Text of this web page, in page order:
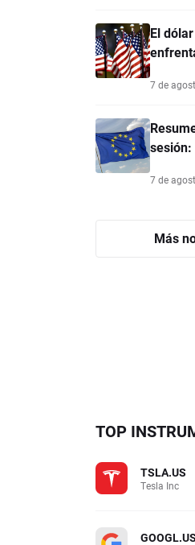
El
7 de
sesión:
7 de
Más
TOP
TSLA.US
Tesla Inc
GOOGL.US